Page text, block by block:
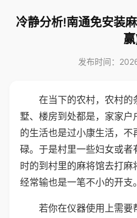
冷静分析!南通免安装
发布时间：
在当下的农村，农村的
墅、楼房到处都是，家家户
的生活也是过小康生活，
碌。于是村里一些妇女或者
时的到村里的麻将馆去打
经常输也是一笔不小的开支。
若你在仪器使用上需要